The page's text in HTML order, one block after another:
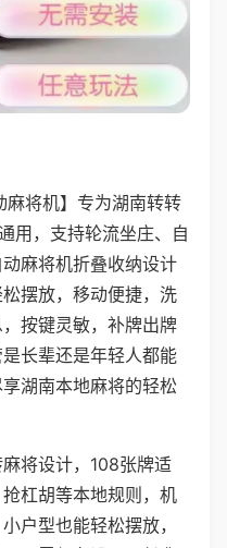
麻将机】专为湖南转转
用，支持轮流坐庄、自
麻将机折叠收纳设计
摆放，移动便捷，洗
按键灵敏，补牌出牌
长辈还是年轻人都能
湖南本地麻将的轻松
将设计，108张牌适
杠胡等本地规则，机
户型也能轻松摆放，